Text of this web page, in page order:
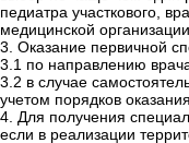
педиатра участкового,
медицинской организации.
3. Оказание первичной
3.1 по направлению
3.2 в случае
учетом порядков
4. Для получения
если в реализации